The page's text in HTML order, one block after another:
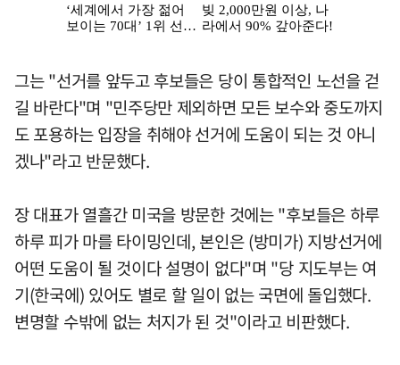
그는 "선거를 앞두고 후보들은 당이 통합적인 노선을 걷
길 바란다"며 "민주당만 제외하면 모든 보수와 중도까지
도 포용하는 입장을 취해야 선거에 도움이 되는 것 아니
겠나"라고 반문했다.
장 대표가 열흘간 미국을 방문한 것에는 "후보들은 하루
하루 피가 마를 타이밍인데, 본인은 (방미가) 지방선거에
어떤 도움이 될 것이다 설명이 없다"며 "당 지도부는 여
기(한국에) 있어도 별로 할 일이 없는 국면에 돌입했다.
변명할 수밖에 없는 처지가 된 것"이라고 비판했다.